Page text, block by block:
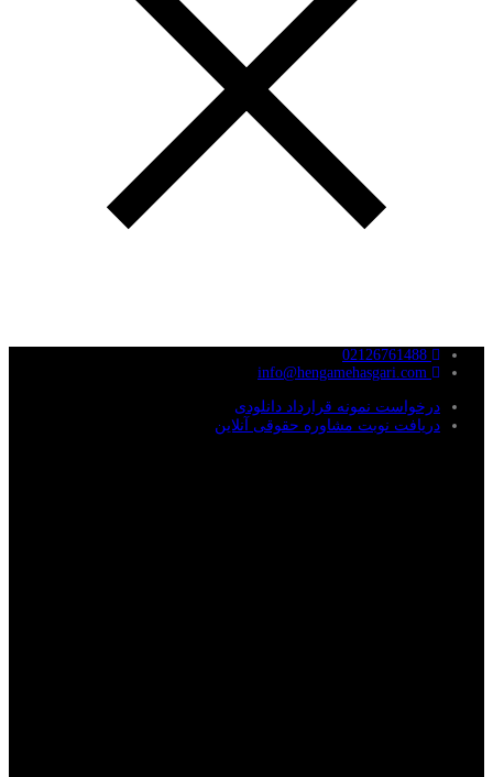
درخواست نمونه قرارداد دانلودی
دریافت نوبت مشاوره حقوقی آنلاین